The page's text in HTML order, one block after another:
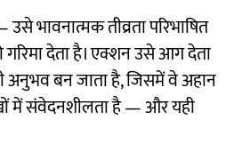
भावनात्मक तीव्रता परिभाषित
देता है। एक्शन उसे आग देता
अनुभव बन जाता है, जिसमें वे अहान
में संवेदनशीलता है — और यही